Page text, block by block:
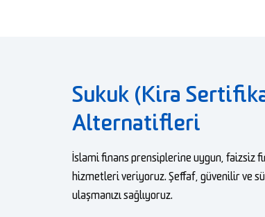
Sukuk (Kira
Alternatifleri
İslami finans prensiplerine uygun, faizsiz
hizmetleri veriyoruz. Şeffaf, güvenilir ve
ulaşmanızı sağlıyoruz.